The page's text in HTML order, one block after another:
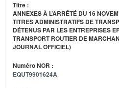
Titre :
ANNEXES À L’ARRÊTÉ DU 16
TITRES ADMINISTRATIFS DE
DÉTENUS PAR LES ENTREPRISES
TRANSPORT ROUTIER DE
JOURNAL OFFICIEL)
Numéro NOR :
EQUT9901624A